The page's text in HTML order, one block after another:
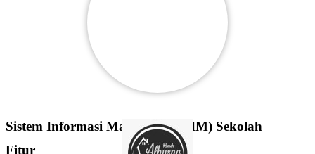
Sistem Informasi Manajemen (SIM) Sekolah
Fitur